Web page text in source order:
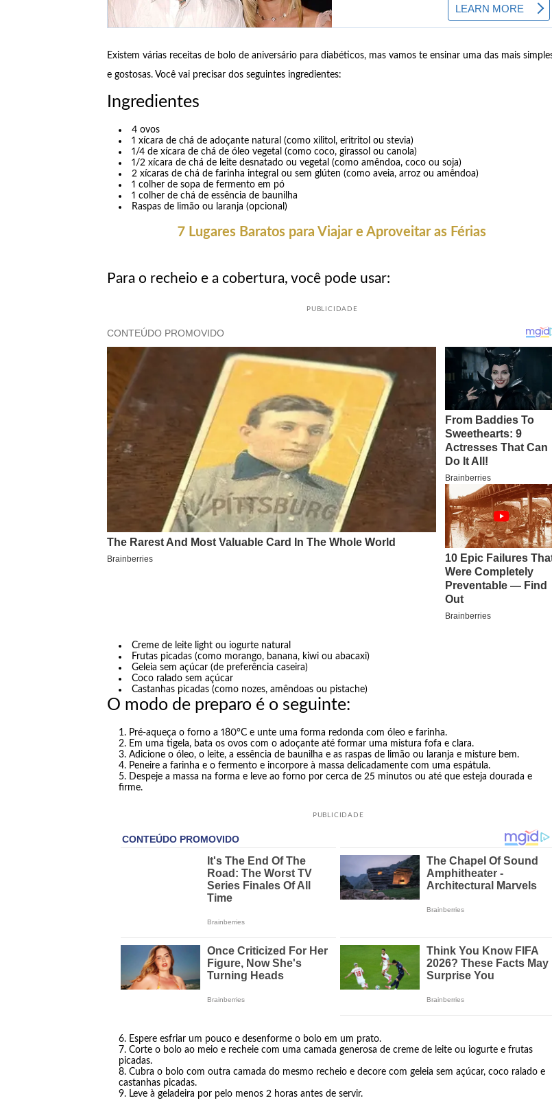
Existem várias receitas de bolo de aniversário para diabéticos, mas vamos te ensinar uma das mais
e gostosas. Você vai precisar dos seguintes ingredientes:
Ingredientes
4 ovos
1 xícara de chá de adoçante natural (como xilitol, eritritol ou stevia)
1/4 de xícara de chá de óleo vegetal (como coco, girassol ou canola)
1/2 xícara de chá de leite desnatado ou vegetal (como amêndoa, coco ou soja)
2 xícaras de chá de farinha integral ou sem glúten (como aveia, arroz ou amêndoa)
1 colher de sopa de fermento em pó
1 colher de chá de essência de baunilha
Raspas de limão ou laranja (opcional)
7 Lugares Baratos para Viajar e Aproveitar as Férias
Para o recheio e a cobertura, você pode usar:
PUBLICIDADE
Creme de leite light ou iogurte natural
Frutas picadas (como morango, banana, kiwi ou abacaxi)
Geleia sem açúcar (de preferência caseira)
Coco ralado sem açúcar
Castanhas picadas (como nozes, amêndoas ou pistache)
O modo de preparo é o seguinte:
Pré-aqueça o forno a 180°C e unte uma forma redonda com óleo e farinha.
Em uma tigela, bata os ovos com o adoçante até formar uma mistura fofa e clara.
Adicione o óleo, o leite, a essência de baunilha e as raspas de limão ou laranja e misture bem.
Peneire a farinha e o fermento e incorpore à massa delicadamente com uma espátula.
Despeje a massa na forma e leve ao forno por cerca de 25 minutos ou até que esteja dourada e
firme.
PUBLICIDADE
Espere esfriar um pouco e desenforme o bolo em um prato.
Corte o bolo ao meio e recheie com uma camada generosa de creme de leite ou iogurte e frutas
picadas.
Cubra o bolo com outra camada do mesmo recheio e decore com geleia sem açúcar, coco ralado e
castanhas picadas.
Leve à geladeira por pelo menos 2 horas antes de servir.